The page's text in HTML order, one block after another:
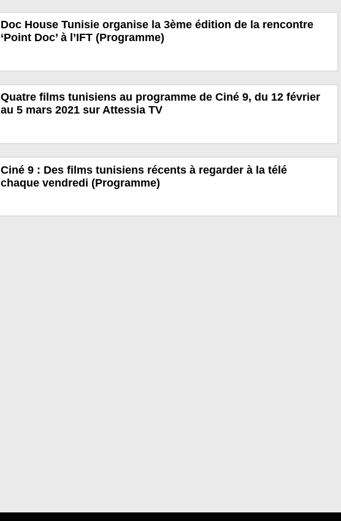
Doc House Tunisie organise la 3ème édition de la rencontre
‘Point Doc’ à l’IFT (Programme)
Quatre films tunisiens au programme de Ciné 9, du 12 février
au 5 mars 2021 sur Attessia TV
Ciné 9 : Des films tunisiens récents à regarder à la télé
chaque vendredi (Programme)